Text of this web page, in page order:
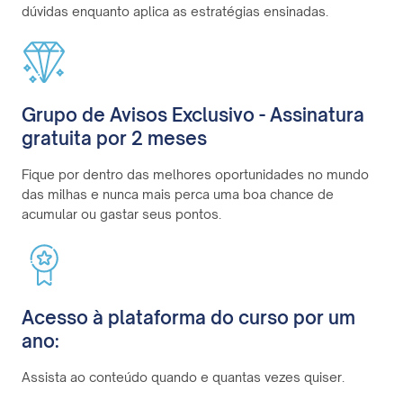
dúvidas enquanto aplica as estratégias ensinadas.
Grupo de Avisos Exclusivo - Assinatura
gratuita por 2 meses
Fique por dentro das melhores oportunidades no mundo
das milhas e nunca mais perca uma boa chance de
acumular ou gastar seus pontos.
Acesso à plataforma do curso por um
ano:
Assista ao conteúdo quando e quantas vezes quiser.